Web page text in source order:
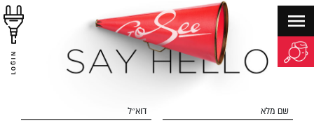
LOGIN
שם מלא דוא״ל